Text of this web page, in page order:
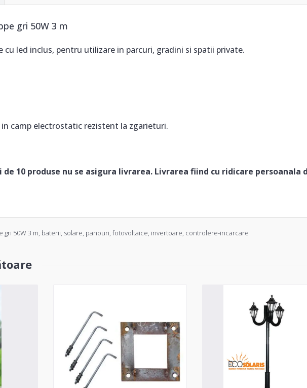
gri 50W 3 m
cu led inclus, pentru utilizare in parcuri, gradini si spatii private.
camp electrostatic rezistent la zgarieturi.
10 produse nu se asigura livrarea. Livrarea fiind cu ridicare persoanala
gri 50W 3 m, baterii, solare, panouri, fotovoltaice, invertoare, controlere-incarcare